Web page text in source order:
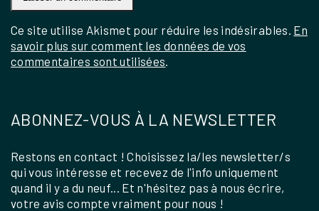
Ce site utilise Akismet pour réduire les indésirables. En
savoir plus sur comment les données de vos
commentaires sont utilisées
ABONNEZ-VOUS À LA NEWSLETTER
Restons en contact ! Choisissez la/les newsletter/s
qui vous intéresse et recevez de l'info uniquement
quand il y a du neuf... Et n'hésitez pas à nous écrire,
votre avis compte vraiment pour nous !